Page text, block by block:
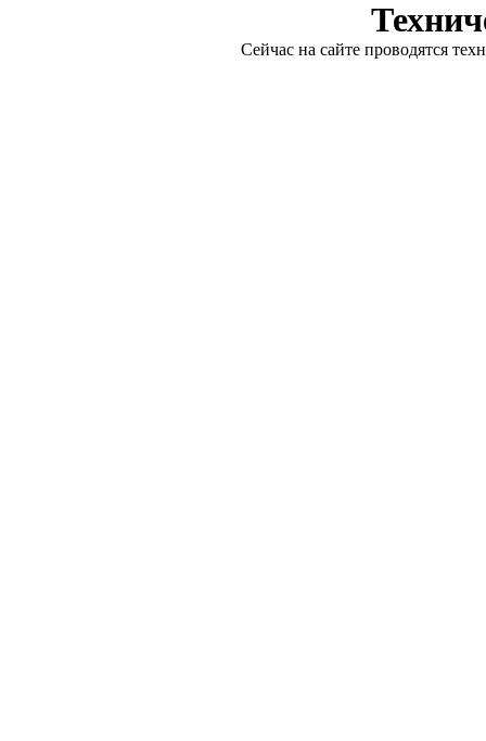
Сейчас на сайте проводятся